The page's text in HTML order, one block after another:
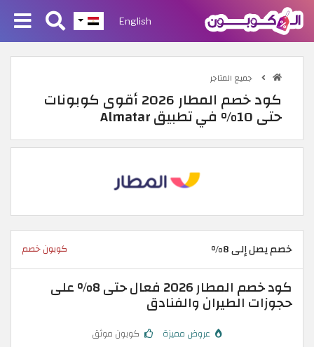
English
جميع المتاجر
كود خصم المطار 2026 أقوى كوبونات
حتى 10% في تطبيق Almatar
خصم يصل إلى 8% كوبون خصم
كود خصم المطار 2026 فعال حتى 8% على
حجوزات الطيران والفنادق
عروض مميزة كوبون موثق